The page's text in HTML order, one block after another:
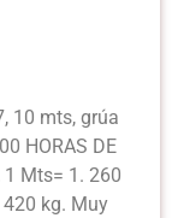
10 mts, grúa
HORAS DE
1 Mts= 1. 260
420 kg. Muy